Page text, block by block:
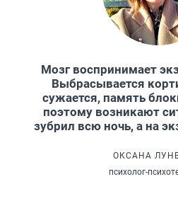
Мозг воспринимает
Выбрасывается
сужается, память
поэтому возникают
зубрил всю ночь, а на
ОКСАНА
психолог-